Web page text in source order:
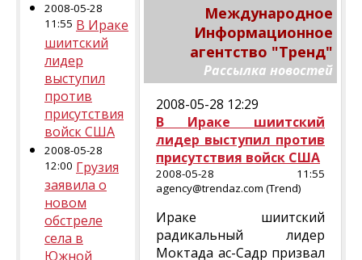
2008-05-28
11:55 В Ираке
шиитский
лидер
выступил
против
присутствия
войск США
2008-05-28
12:00 Грузия
заявила о
новом
обстреле
села в
Южной
Международное
Информационное
агентство "Тренд"
Рассылка новостей
2008-05-28 12:29
В Ираке шиитский
лидер выступил против
присутствия войск США
2008-05-28 11:55
agency@trendaz.com (Trend)
Ираке шиитский
радикальный лидер
Моктада ас-Садр призвал